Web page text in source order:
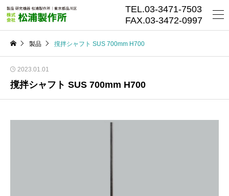
TEL.03-3471-7503
FAX.03-3472-0997
製品 撹拌シャフト SUS 700mm H700
2023.01.01
撹拌シャフト SUS 700mm H700